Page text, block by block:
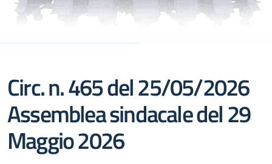
Circ. n. 465 del 25/05/2026
Assemblea sindacale del 29
Maggio 2026